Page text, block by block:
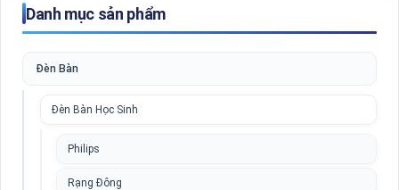
Danh mục sản phẩm
Đèn Bàn
Đèn Bàn Học Sinh
Philips
Rạng Đông